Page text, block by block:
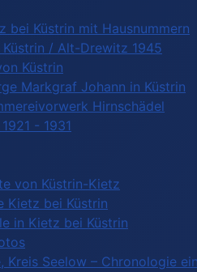
bei Küstrin mit Hausnummern
/ Alt-Drewitz 1945
Küstrin
Markgraf Johann in Küstrin
Hirnschädel
- 1931
von Küstrin-Kietz
Kietz bei Küstrin
in Kietz bei Küstrin
Kreis Seelow – Chronologie